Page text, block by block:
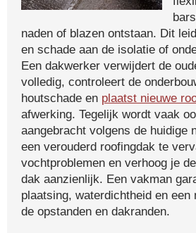
naden of blazen ontstaan. Dit
en schade aan de isolatie of
Een dakwerker verwijdert de
volledig, controleert de
houtschade en plaatst nieuwe
afwerking. Tegelijk wordt vaak
aangebracht volgens de huidige
een verouderd roofingdak te
vochtproblemen en verhoog je
dak aanzienlijk. Een vakman
plaatsing, waterdichtheid en een
de opstanden en dakranden.